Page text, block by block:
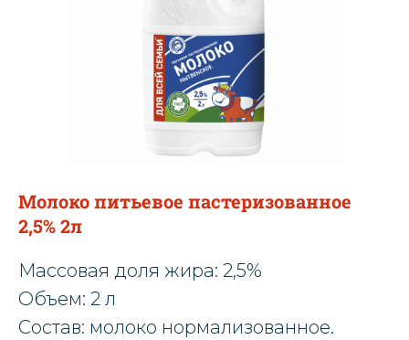
Молоко питьевое пастеризованное
2,5% 2л
Массовая доля жира: 2,5%
Объем: 2 л
Состав: молоко нормализованное.